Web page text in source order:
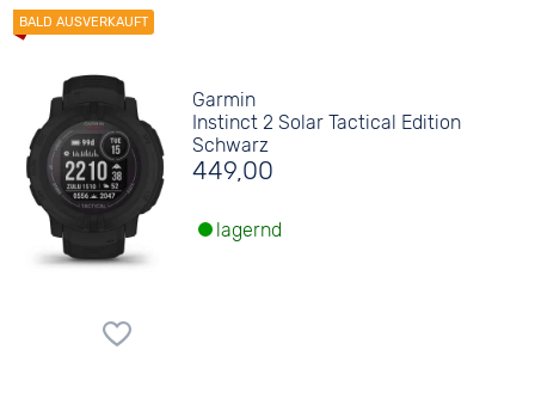
Garmin
Instinct 2 Solar Tactical Edition
Schwarz
449,00
lagernd